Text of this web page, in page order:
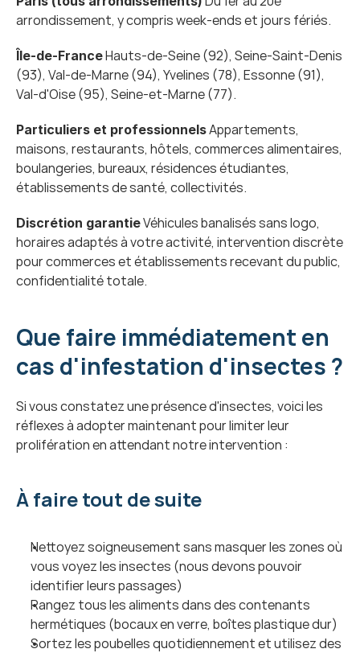
arrondissement, y compris week-ends et jours fériés.
Île-de-France Hauts-de-Seine (92), Seine-Saint-Denis
(93), Val-de-Marne (94), Yvelines (78), Essonne (91),
Val-d'Oise (95), Seine-et-Marne (77).
Particuliers et professionnels Appartements,
maisons, restaurants, hôtels, commerces alimentaires,
boulangeries, bureaux, résidences étudiantes,
établissements de santé, collectivités.
Discrétion garantie Véhicules banalisés sans logo,
horaires adaptés à votre activité, intervention discrète
pour commerces et établissements recevant du public,
confidentialité totale.
Que faire immédiatement en
cas d'infestation d'insectes ?
Si vous constatez une présence d'insectes, voici les
réflexes à adopter maintenant pour limiter leur
prolifération en attendant notre intervention :
À faire tout de suite
Nettoyez soigneusement sans masquer les zones où
vous voyez les insectes (nous devons pouvoir
identifier leurs passages)
Rangez tous les aliments dans des contenants
hermétiques (bocaux en verre, boîtes plastique dur)
Sortez les poubelles quotidiennement et utilisez des